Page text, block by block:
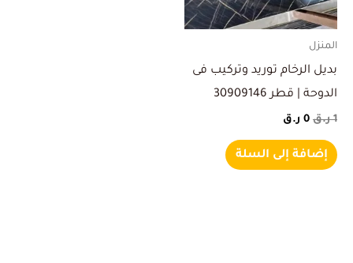
المنزل
بديل الرخام توريد وتركيب فى
الدوحة | قطر 30909146
1 ر.ق 0 ر.ق
إضافة إلى السلة